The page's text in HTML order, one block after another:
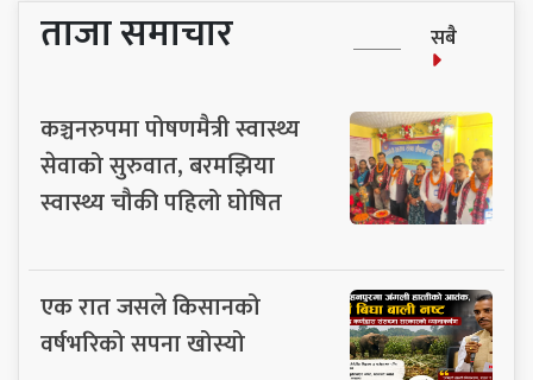
ताजा समाचार सबै
कञ्चनरुपमा पोषणमैत्री स्वास्थ्य
सेवाको सुरुवात, बरमझिया
स्वास्थ्य चौकी पहिलो घोषित
एक रात जसले किसानको
वर्षभरिको सपना खोस्यो